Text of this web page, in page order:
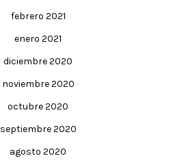
febrero 2021
enero 2021
diciembre 2020
noviembre 2020
octubre 2020
septiembre 2020
agosto 2020